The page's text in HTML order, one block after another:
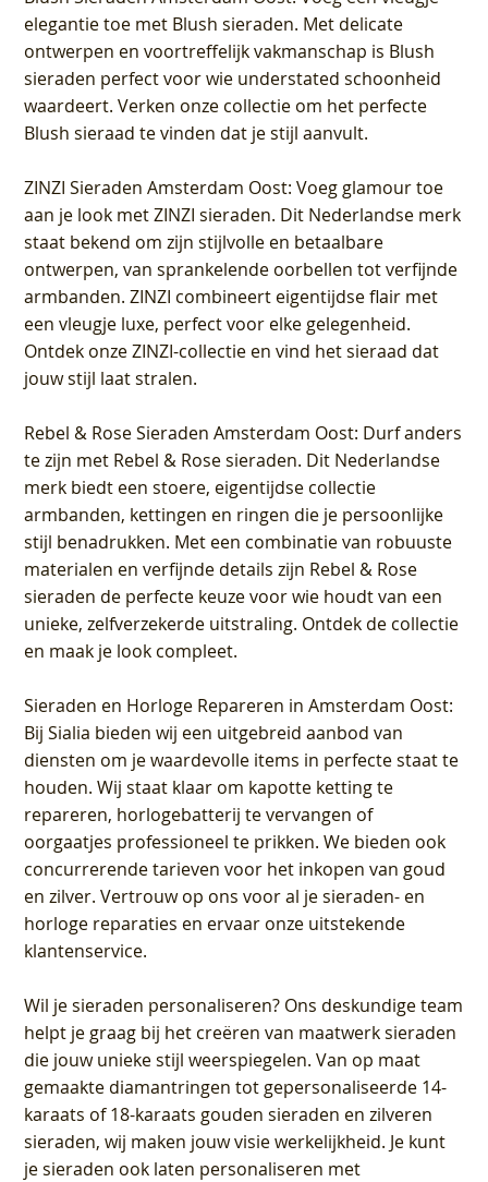
elegantie toe met Blush sieraden. Met delicate
ontwerpen en voortreffelijk vakmanschap is Blush
sieraden perfect voor wie understated schoonheid
waardeert. Verken onze collectie om het perfecte
Blush sieraad te vinden dat je stijl aanvult.
ZINZI Sieraden Amsterdam Oost: Voeg glamour toe
aan je look met ZINZI sieraden. Dit Nederlandse merk
staat bekend om zijn stijlvolle en betaalbare
ontwerpen, van sprankelende oorbellen tot verfijnde
armbanden. ZINZI combineert eigentijdse flair met
een vleugje luxe, perfect voor elke gelegenheid.
Ontdek onze ZINZI-collectie en vind het sieraad dat
jouw stijl laat stralen.
Rebel & Rose Sieraden Amsterdam Oost: Durf anders
te zijn met Rebel & Rose sieraden. Dit Nederlandse
merk biedt een stoere, eigentijdse collectie
armbanden, kettingen en ringen die je persoonlijke
stijl benadrukken. Met een combinatie van robuuste
materialen en verfijnde details zijn Rebel & Rose
sieraden de perfecte keuze voor wie houdt van een
unieke, zelfverzekerde uitstraling. Ontdek de collectie
en maak je look compleet.
Sieraden en Horloge Repareren in Amsterdam Oost:
Bij Sialia bieden wij een uitgebreid aanbod van
diensten om je waardevolle items in perfecte staat te
houden. Wij staat klaar om kapotte ketting te
repareren, horlogebatterij te vervangen of
oorgaatjes professioneel te prikken. We bieden ook
concurrerende tarieven voor het inkopen van goud
en zilver. Vertrouw op ons voor al je sieraden- en
horloge reparaties en ervaar onze uitstekende
klantenservice.
Wil je sieraden personaliseren? Ons deskundige team
helpt je graag bij het creëren van maatwerk sieraden
die jouw unieke stijl weerspiegelen. Van op maat
gemaakte diamantringen tot gepersonaliseerde 14-
karaats of 18-karaats gouden sieraden en zilveren
sieraden, wij maken jouw visie werkelijkheid. Je kunt
je sieraden ook laten personaliseren met